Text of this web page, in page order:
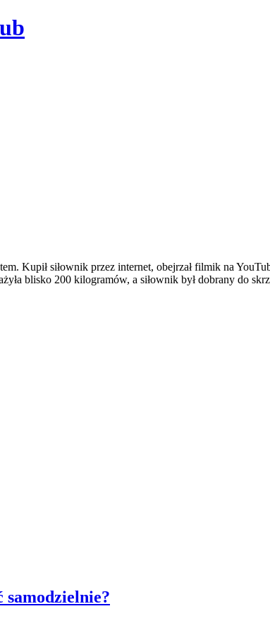
Kupił siłownik przez internet, obejrzał filmik na
blisko 200 kilogramów, a siłownik był dobrany do